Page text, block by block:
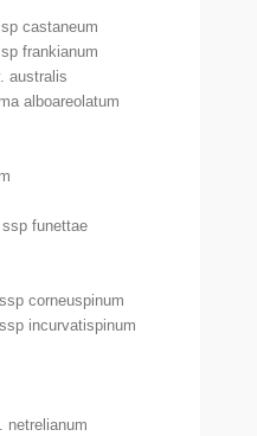
castaneum
frankianum
australis
alboareolatum
funettae
corneuspinum
incurvatispinum
netrelianum